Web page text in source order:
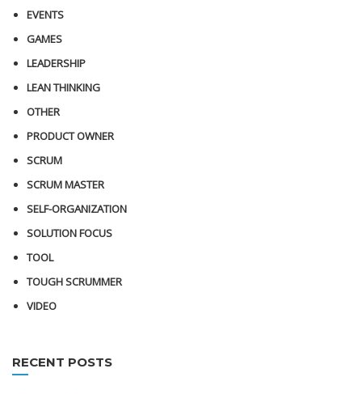
EVENTS
GAMES
LEADERSHIP
LEAN THINKING
OTHER
PRODUCT OWNER
SCRUM
SCRUM MASTER
SELF-ORGANIZATION
SOLUTION FOCUS
TOOL
TOUGH SCRUMMER
VIDEO
RECENT POSTS